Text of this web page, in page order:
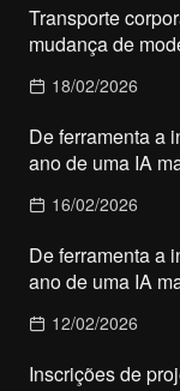
Transporte
mudança de
18/02/2026
De ferramenta a
ano de uma IA
16/02/2026
De ferramenta a
ano de uma IA
12/02/2026
Inscrições de